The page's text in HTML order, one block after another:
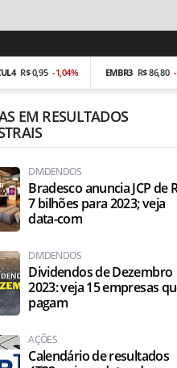
0,95 -1,04% EMBR3 R$ 86,80 -1,24%
EM RESULTADOS
DIVIDENDOS
Bradesco anuncia JCP de
7 bilhões para 2023; veja
data-com
DIVIDENDOS
Dividendos de Dezembro
2023: veja 15 empresas
pagam
AÇÕES
Calendário de resultados